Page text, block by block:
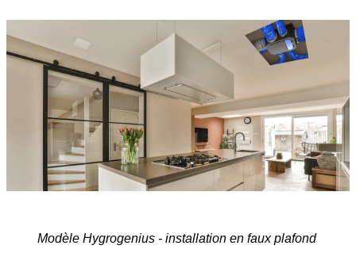
Modèle Hygrogenius - installation en faux plafond